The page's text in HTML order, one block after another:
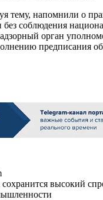
тему, напомнили о
без соблюдения
орган
предписания
высокий